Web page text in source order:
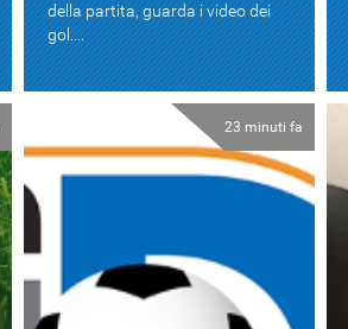
della partita, guarda i video dei
gol....
23 minuti fa